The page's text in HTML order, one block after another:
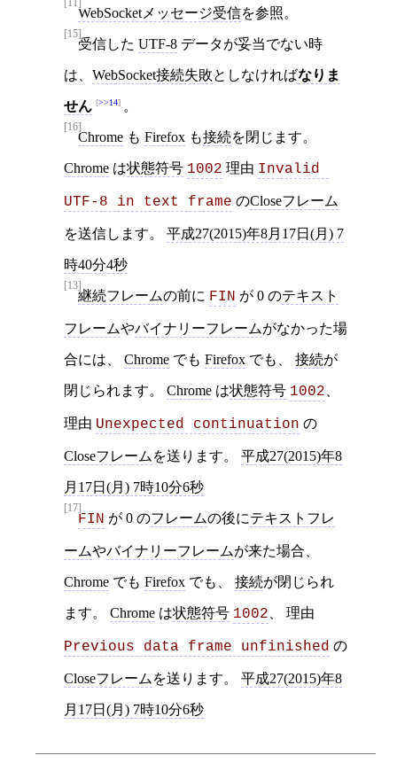
WebSocketメッセージ受信を参照。
[15]
受信した UTF-8 データが妥当でない時
は、 WebSocket接続失敗としなければなりま
せん >>14 。
[16]
Chrome も Firefox も接続を閉じます。
Chrome は状態符号 1002 理由 Invalid
UTF-8 in text frame のCloseフレーム
を送信します。 平成27(2015)年8月17日(月) 7
時40分4秒
[13]
継続フレームの前に FIN が 0 のテキスト
フレームやバイナリーフレームがなかった場
合には、 Chrome でも Firefox でも、 接続が
閉じられます。 Chrome は状態符号 1002
理由 Unexpected continuation の
Closeフレーム を送ります。 平成27(2015)年8
月17日(月) 7時10分6秒
[17]
FIN が 0 のフレームの後にテキストフレ
ームやバイナリーフレームが来た場合、
Chrome でも Firefox でも、 接続が閉じられ
ます。 Chrome は状態符号 1002 、 理由
Previous data frame unfinished の
Closeフレーム を送ります。 平成27(2015)年8
月17日(月) 7時10分6秒